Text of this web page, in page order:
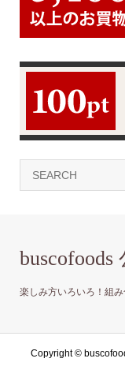
楽しみ方いろいろ！組
Copyright ©